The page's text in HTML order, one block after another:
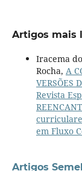
Artigos mais
Iracema
Rocha, A
VERSÕES
Revista
em Fluxo
Artigos